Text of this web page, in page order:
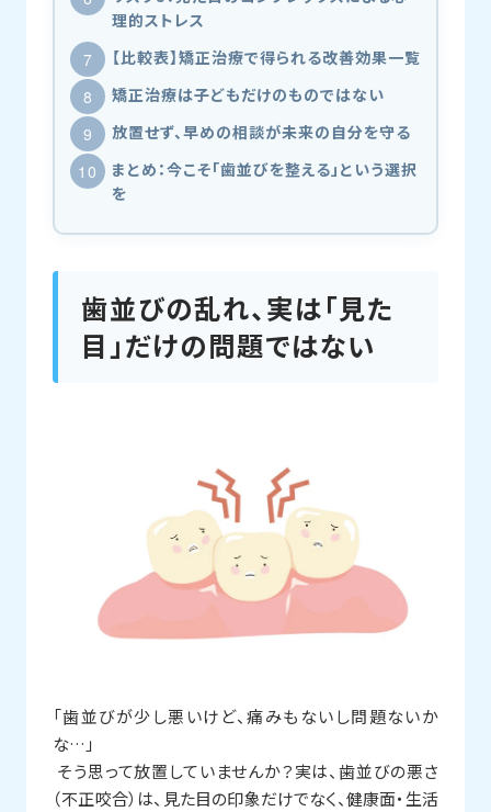
理的ストレス
【比較表】矯正治療で得られる改善効果一覧
矯正治療は子どもだけのものではない
放置せず、早めの相談が未来の自分を守る
まとめ：今こそ「歯並びを整える」という選択
を
歯並びの乱れ、実は「見た
目」だけの問題ではない
「歯並びが少し悪いけど、痛みもないし問題ないか
な…」
そう思って放置していませんか？実は、歯並びの悪さ
（不正咬合）は、見た目の印象だけでなく、健康面・生活